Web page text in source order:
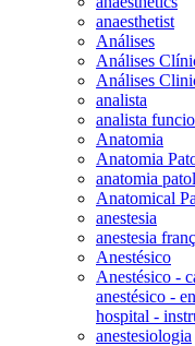
anaesthetist
Análises
Análises
Análises
analista
analista
Anatomia
Anatomia
anatomia
Anatomical
anestesia
anestesia
Anestésico
Anestésico -
anestésico -
hospital -
anestesiologia